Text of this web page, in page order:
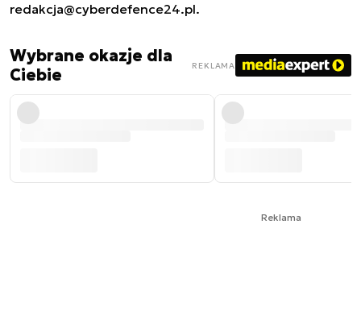
redakcja@cyberdefence24.pl.
Wybrane okazje dla
Ciebie
REKLAMA
Reklama